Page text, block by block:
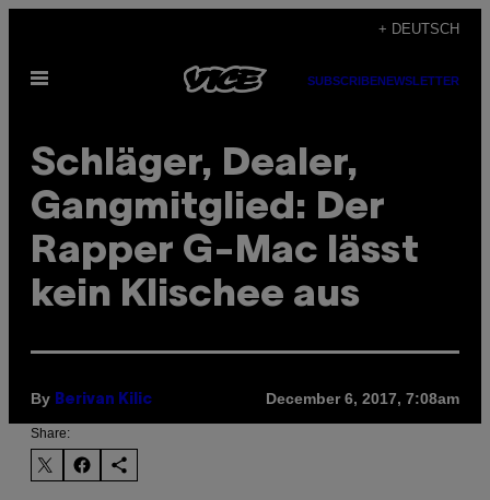
content
+ DEUTSCH
Open
SUBSCRIBENEWSLETTER
Schläger, Dealer,
Gangmitglied: Der
Rapper G-Mac lässt
kein Klischee aus
By Berivan Kilic December 6, 2017, 7:08am
Share: